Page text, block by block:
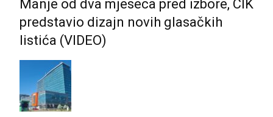
Manje od dva mjeseca pred izbore, CIK
predstavio dizajn novih glasačkih
listića (VIDEO)